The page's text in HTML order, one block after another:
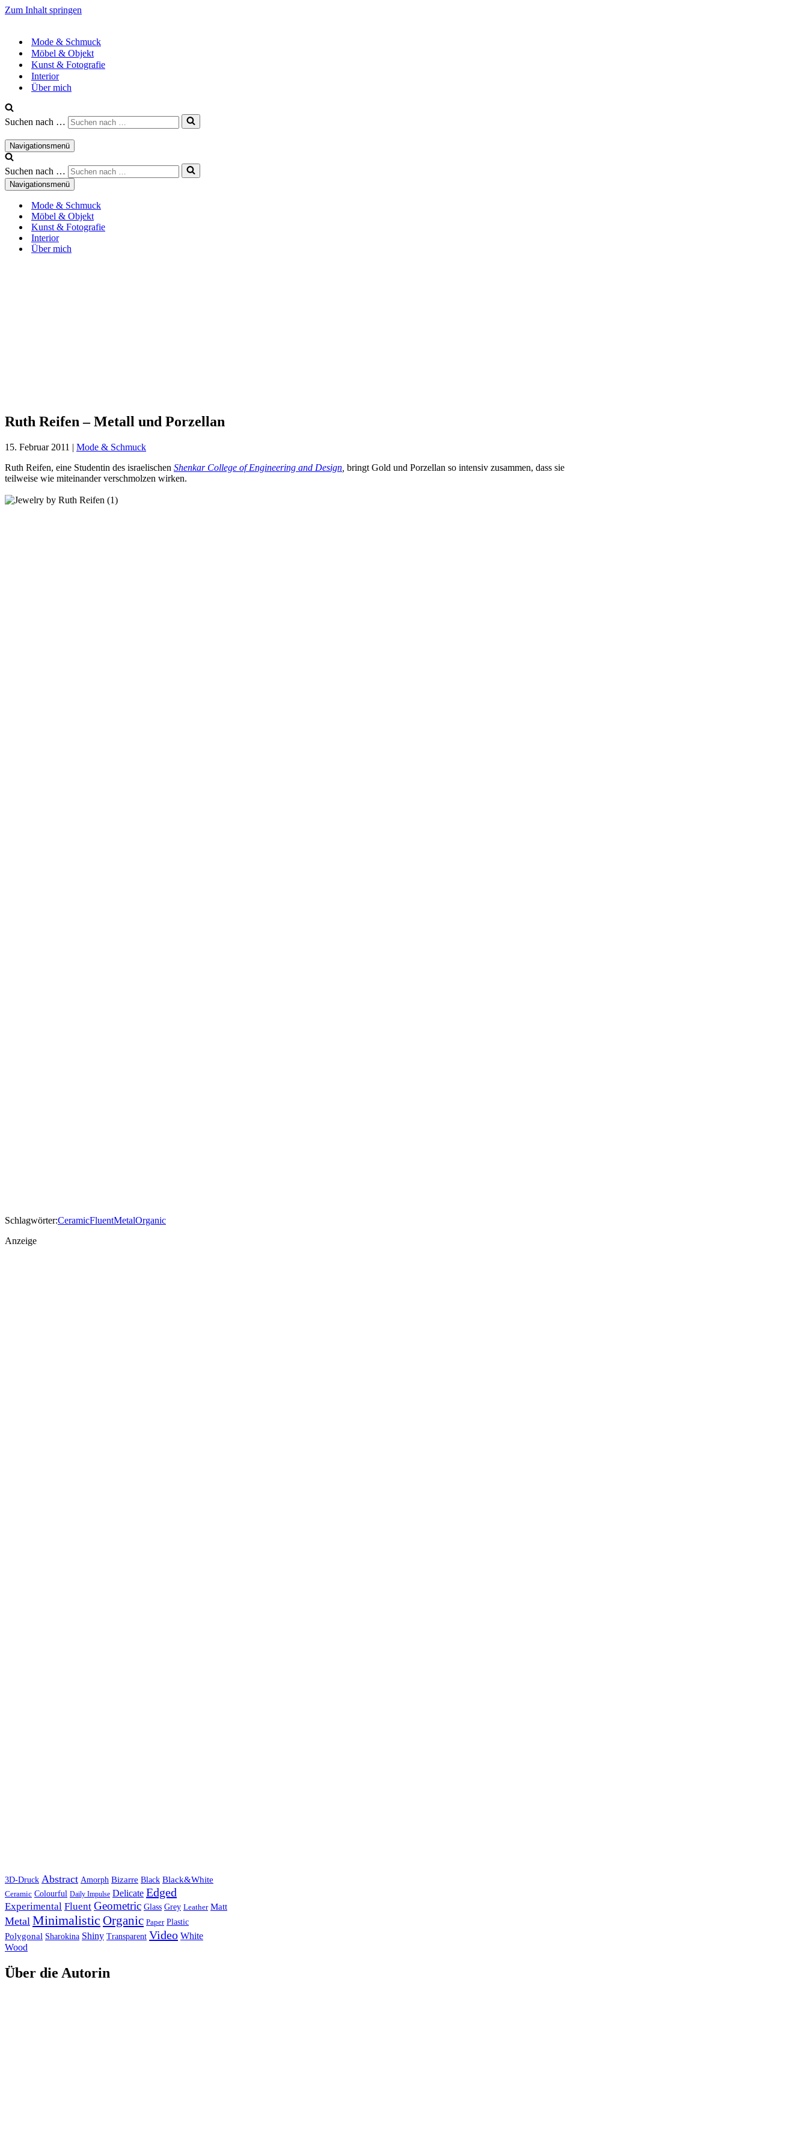
Zum Inhalt springen
Mode & Schmuck
Möbel & Objekt
Kunst & Fotografie
Interior
Über mich
Suchen nach …
Navigationsmenü
Suchen nach …
Navigationsmenü
Mode & Schmuck
Möbel & Objekt
Kunst & Fotografie
Interior
Über mich
Ruth Reifen – Metall und Porzellan
15. Februar 2011 | Mode & Schmuck
Ruth Reifen, eine Studentin des israelischen Shenkar College of Engineering and Design bringt Gold und Porzellan so intensiv zusammen, dass sie
teilweise wie miteinander verschmolzen wirken.
Schlagwörter:CeramicFluentMetalOrganic
Anzeige
3D-Druck Abstract Amorph Bizarre Black Black&White
Ceramic Colourful Daily Impulse Delicate Edged
Experimental Fluent Geometric Glass Grey Leather Matt
Metal Minimalistic Organic Paper Plastic
Polygonal Sharokina Shiny Transparent Video White
Wood
Über die Autorin